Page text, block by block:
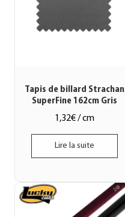
Tapis de billard Strachan
SuperFine 162cm Gris
1,32€
Lire la suite